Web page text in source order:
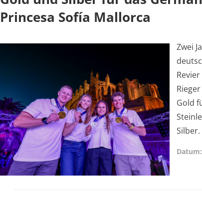
Princesa Sofía Mallorca
Zwei
Gold
Datum